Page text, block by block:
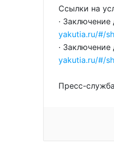
Ссылки на
·
yakutia.ru/#/
·
yakutia.ru/#/
Пресс-